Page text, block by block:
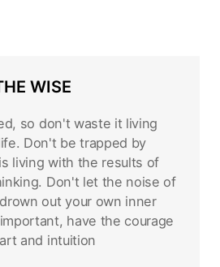
WISE
so don't waste it living
Don't be trapped by
living with the results of
Don't let the noise of
out your own inner
have the courage
and intuition